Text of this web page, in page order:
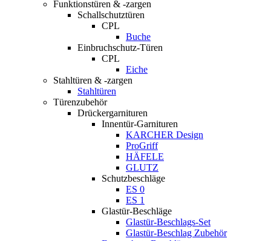
Funktionstüren & -zargen
Schallschutztüren
CPL
Buche
Einbruchschutz-Türen
CPL
Eiche
Stahltüren & -zargen
Stahltüren
Türenzubehör
Drückergarnituren
Innentür-Garnituren
KARCHER Design
ProGriff
HÄFELE
GLUTZ
Schutzbeschläge
ES 0
ES 1
Glastür-Beschläge
Glastür-Beschlags-Set
Glastür-Beschlag Zubehör